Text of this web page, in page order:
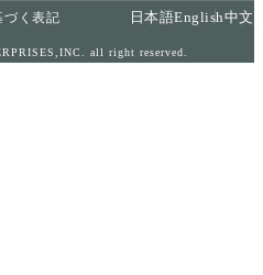
づく表記 日本語English中文
all right reserved.